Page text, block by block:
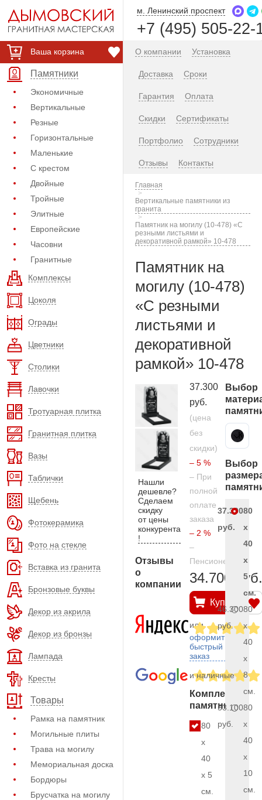
Ваша корзина
Памятники
Экономичные
Вертикальные
Резные
Горизонтальные
Маленькие
С крестом
Двойные
Тройные
Элитные
Европейские
Часовни
Гранитные
Комплексы
Цоколя
Ограды
Цветники
Столики
Лавочки
Тротуарная плитка
Гранитная плитка
Вазы
Таблички
Щебень
Фотокерамика
Фото на стекле
Вставка из гранита
Бронзовые буквы
Декор из акрила
Декор из бронзы
Лампада
Кресты
Товары
Рамка на памятник
Могильные плиты
Трава на могилу
Мемориальная доска
Бордюры
Брусчатка на могилу
м. Ленинский проспект
+7 (495) 505-22-
О компании Установка
Доставка Сроки
Гарантия Оплата
Скидки Сертификаты
Портфолио Сотрудники
Отзывы Контакты
Главная
Вертикальные памятники из
гранита
Памятник на могилу (10-478) «С
резными листьями и
декоративной рамкой» 10-478
Памятник на
могилу (10-478)
«С резными
листьями и
декоративной
рамкой» 10-478
Нашли
дешевле?
Сделаем
скидку
от цены
конкурента
!
Отзывы
о
компании
37.300
руб.
(цена
без
скидки)
– 5 %
– При
полной
оплате
заказа
– 2 %
–
Пенсионерам
34.700 руб.
Купить
или
оформить
быстрый
заказ
и наличные
Комплект
памятника
80
x
40
x 5
см.
Выбор
Карельский гранит
Выбор
37.300
руб.
80
x
40
x
5
см.
46.300
руб.
80
x
40
x
8
см.
53.100
руб.
80
x
40
x
10
см.